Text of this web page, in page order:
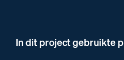
In dit project gebruikte